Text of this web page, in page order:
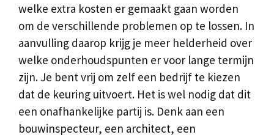
welke extra kosten er gemaakt gaan worden
om de verschillende problemen op te lossen. In
aanvulling daarop krijg je meer helderheid over
welke onderhoudspunten er voor lange termijn
zijn. Je bent vrij om zelf een bedrijf te kiezen
dat de keuring uitvoert. Het is wel nodig dat dit
een onafhankelijke partij is. Denk aan een
bouwinspecteur, een architect, een